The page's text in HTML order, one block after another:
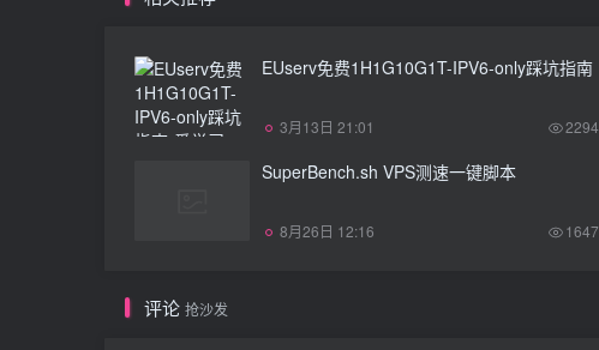
EUserv免费1H1G10G1T-IPV6-only踩坑指南
3月13日 21:01 2294
SuperBench.sh VPS测速一键脚本
8月26日 12:16 1647
评论 抢沙发